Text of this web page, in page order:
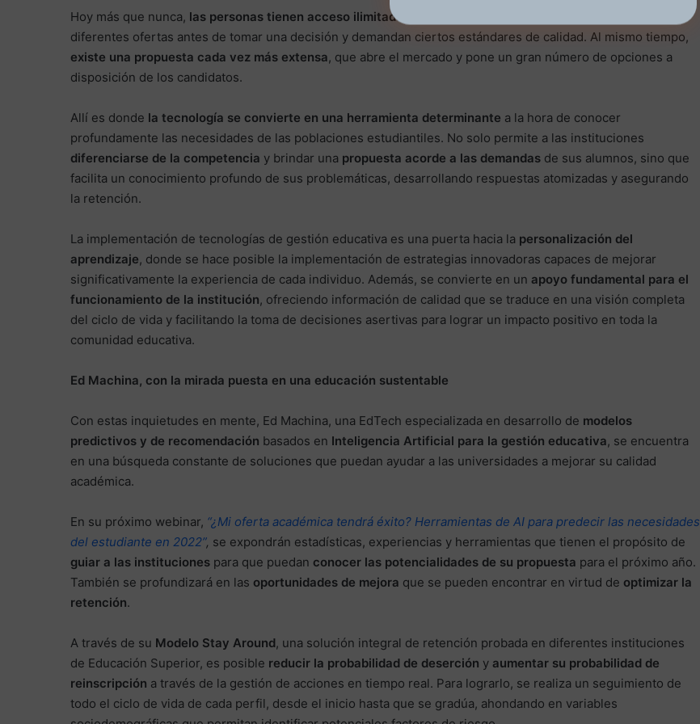
Hoy más que nunca, las personas tienen acceso ilimitado a la información
diferentes ofertas antes de tomar una decisión y demandan ciertos estándares de calidad. Al mismo tiempo,
existe una propuesta cada vez más extensa, que abre el mercado y pone un gran número de opciones a
disposición de los candidatos.
Allí es donde la tecnología se convierte en una herramienta determinante a la hora de conocer
profundamente las necesidades de las poblaciones estudiantiles. No solo permite a las instituciones
diferenciarse de la competencia y brindar una propuesta acorde a las demandas de sus alumnos, sino que
facilita un conocimiento profundo de sus problemáticas, desarrollando respuestas atomizadas y asegurando
la retención.
La implementación de tecnologías de gestión educativa es una puerta hacia la personalización del
aprendizaje, donde se hace posible la implementación de estrategias innovadoras capaces de mejorar
significativamente la experiencia de cada individuo. Además, se convierte en un apoyo fundamental para el
funcionamiento de la institución, ofreciendo información de calidad que se traduce en una visión completa
del ciclo de vida y facilitando la toma de decisiones asertivas para lograr un impacto positivo en toda la
comunidad educativa.
Ed Machina, con la mirada puesta en una educación sustentable
Con estas inquietudes en mente, Ed Machina, una EdTech especializada en desarrollo de modelos
predictivos y de recomendación basados en Inteligencia Artificial para la gestión educativa, se encuentra
en una búsqueda constante de soluciones que puedan ayudar a las universidades a mejorar su calidad
académica.
En su próximo webinar, “¿Mi oferta académica tendrá éxito? Herramientas de AI para predecir las necesidades
del estudiante en 2022”, se expondrán estadísticas, experiencias y herramientas que tienen el propósito de
guiar a las instituciones para que puedan conocer las potencialidades de su propuesta para el próximo año.
También se profundizará en las oportunidades de mejora que se pueden encontrar en virtud de optimizar la
retención.
A través de su Modelo Stay Around, una solución integral de retención probada en diferentes instituciones
de Educación Superior, es posible reducir la probabilidad de deserción y aumentar su probabilidad de
reinscripción a través de la gestión de acciones en tiempo real. Para lograrlo, se realiza un seguimiento de
todo el ciclo de vida de cada perfil, desde el inicio hasta que se gradúa, ahondando en variables